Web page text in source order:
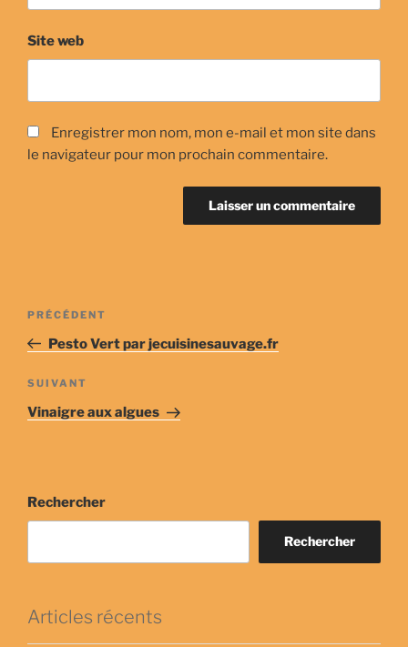
Site web
Enregistrer mon nom, mon e-mail et mon site dans
le navigateur pour mon prochain commentaire.
Navigation
l’article
Article
précédent
PRÉCÉDENT
Pesto Vert par jecuisinesauvage.fr
Article
suivant
SUIVANT
Vinaigre aux algues
Rechercher
Rechercher
Articles récents